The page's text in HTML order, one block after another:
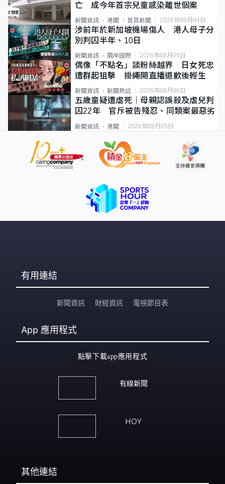
亡 成今年首宗兒童感染離世個案
新聞資訊 港聞 首頁新聞 2026年08月04日
涉前年於新加坡機場傷人 港人母子分
別判囚半年、10日
新聞資訊 兩岸國際 2026年08月05日
偶像「不點名」談粉絲越界 日女死忠
遭群起狙擊 掛繩開直播道歉後輕生
新聞資訊 新聞熱話 2026年08月06日
五歲童疑遭虐死｜母親認誤殺及虐兒判
囚22年 官斥被告殘忍、同類案最惡劣
新聞資訊 港聞 2026年08月05日
有用連結
新聞資訊 財經資訊 電視節目表
App 應用程式
點擊下載app應用程式
有線新聞
HOY
其他連結